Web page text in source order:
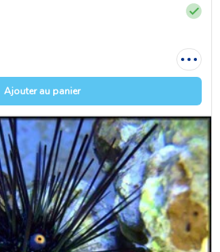
Ajouter au panier